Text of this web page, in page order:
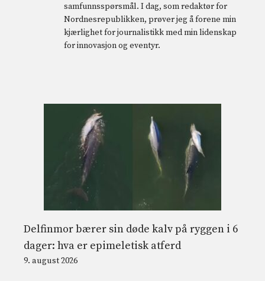
samfunnsspørsmål. I dag, som redaktør for
Nordnesrepublikken, prøver jeg å forene min
kjærlighet for journalistikk med min lidenskap
for innovasjon og eventyr.
Delfinmor bærer sin døde kalv på ryggen i 6
dager: hva er epimeletisk atferd
9. august 2026